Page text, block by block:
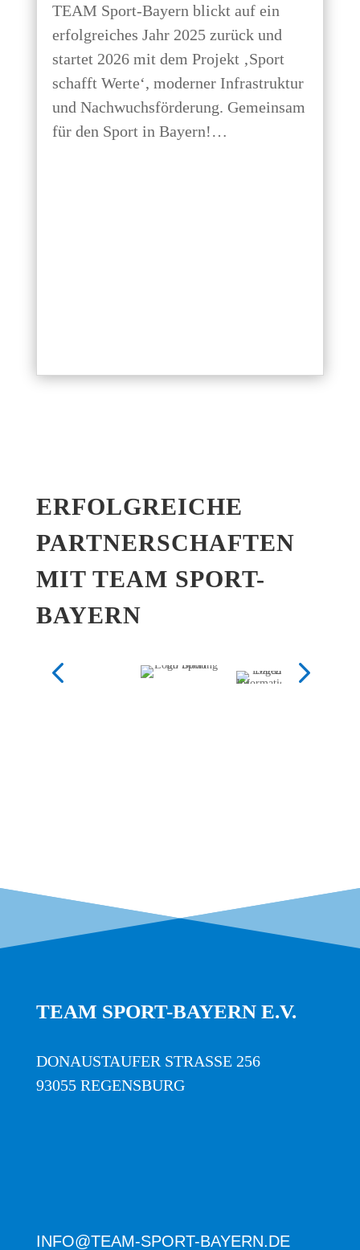
TEAM Sport-Bay­ern blickt auf ein
erfolg­rei­ches Jahr 2025 zurück und
star­tet 2026 mit dem Pro­jekt ‚Sport
schafft Wer­te‘, moder­ner Infra­struk­tur
und Nach­wuchs­för­de­rung. Gemein­sam
für den Sport in Bayern!…
ERFOLG­REI­CHE
PART­NER­SCHAF­TEN
MIT TEAM SPORT-
BAYERN
TEAM SPORT-BAYERN E.V.
DONAUSTAUFER STRASSE 256
93055 REGENSBURG
INFO@TEAM-SPORT-BAYERN.DE